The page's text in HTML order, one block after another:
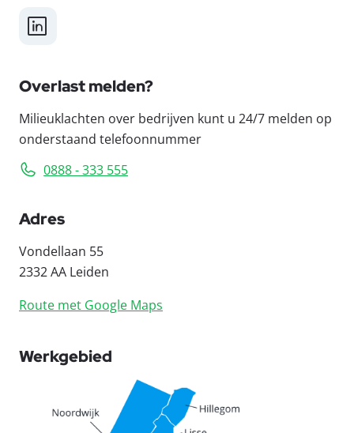
LinkedIn
Overlast melden?
Milieuklachten over bedrijven kunt u 24/7 melden op
onderstaand telefoonnummer
0888 - 333 555
Adres
Vondellaan 55
2332 AA Leiden
Route met Google Maps
Werkgebied